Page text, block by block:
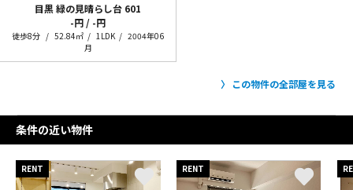
目黒 緑の見晴らし台 601
-円 / -円
徒歩8分 52.84㎡ 1LDK
2004年06
月
この物件の全部屋を見る
条件の近い物件
RENT RENT